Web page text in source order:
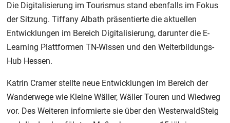
Die Digitalisierung im Tourismus stand ebenfalls im Fokus
der Sitzung. Tiffany Albath präsentierte die aktuellen
Entwicklungen im Bereich Digitalisierung, darunter die E-
Learning Plattformen TN-Wissen und den Weiterbildungs-
Hub Hessen.
Katrin Cramer stellte neue Entwicklungen im Bereich der
Wanderwege wie Kleine Wäller, Wäller Touren und Wiedweg
vor. Des Weiteren informierte sie über den WesterwaldSteig